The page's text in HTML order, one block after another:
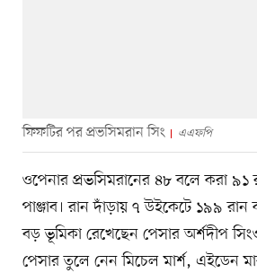
ফিফটির পর প্রভসিমরান সিং এএফপি
ওপেনার প্রভসিমরানের ৪৮ বলে করা
পাঞ্জাব। রান দাঁড়ায় ৭ উইকেটে ১৯৯
বড় ভূমিকা রেখেছেন পেসার অর্শদীপ
পেসার তুলে নেন মিচেল মার্শ, এইডেন